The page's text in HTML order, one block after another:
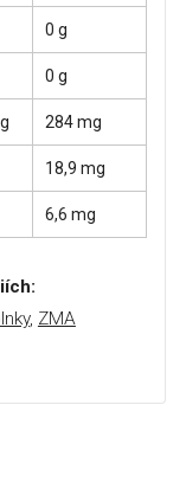
0 g
0 g
284 mg
18,9 mg
6,6 mg
, ZMA